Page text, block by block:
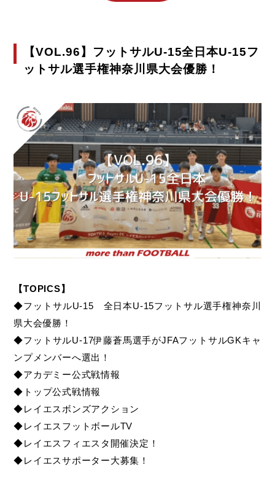
【VOL.96】フットサルU-15全日本U-15フ
ットサル選手権神奈川県大会優勝！
【TOPICS】
◆フットサルU-15 全日本U-15フットサル選手権神奈川
県大会優勝！
◆フットサルU-17伊藤蒼馬選手がJFAフットサルGKキャ
ンプメンバーへ選出！
◆アカデミー公式戦情報
◆トップ公式戦情報
◆レイエスボンズアクション
◆レイエスフットボールTV
◆レイエスフィエスタ開催決定！
◆レイエスサポーター大募集！